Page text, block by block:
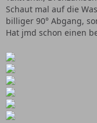
Schaut mal auf die
billiger 90° Abgang,
Hat jmd schon einen